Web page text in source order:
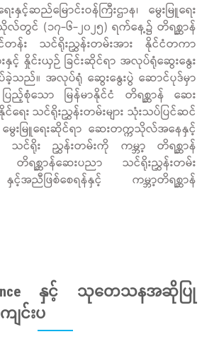
ေးနှင့်ဆည်မြောင်းဝန်ကြီးဌာန၊ မွေးမြူရေး
တွင် (၁၇-၆-၂၀၂၅) ရက်နေ့၌ တိရစ္ဆာန်
း သင်ရိုးညွှန်းတမ်းအား နိုင်ငံတကာ
နှင့် နှိုင်းယှဉ် ခြင်းဆိုင်ရာ အလုပ်ရုံဆွေးနွေး
ခဲ့သည်။ အလုပ်ရုံ ဆွေးနွေးပွဲ ဆောင်ပုဒ်မှာ
ြည့်စုံသော မြန်မာနိုင်ငံ တိရစ္ဆာန် ဆေး
ရေး သင်ရိုးညွှန်းတမ်းများ သုံးသပ်ပြင်ဆင်
မွေးမြူရေးဆိုင်ရာ ဆေးတက္ကသိုလ်အနေနှင့်
သင်ရိုး ညွှန်းတမ်းကို ကမ္ဘာ့ တိရစ္ဆာန်
တိရစ္ဆာန်ဆေးပညာ သင်ရိုးညွှန်းတမ်း
အညီဖြစ်စေရန်နှင့် ကမ္ဘာ့တိရစ္ဆာန်
နှင့် သုတေသနအဆိုပြု
ျင်းပ